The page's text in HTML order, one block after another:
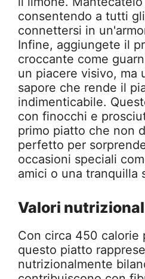
consentendo a tutti
connettersi in
Infine, aggiungete il
croccante come
un piacere visivo, ma
sapore che rende il
indimenticabile.
con finocchi e
primo piatto che non
perfetto per
occasioni speciali
amici o una tranquilla
Valori
Con circa 450 calorie
questo piatto
nutrizionalmente